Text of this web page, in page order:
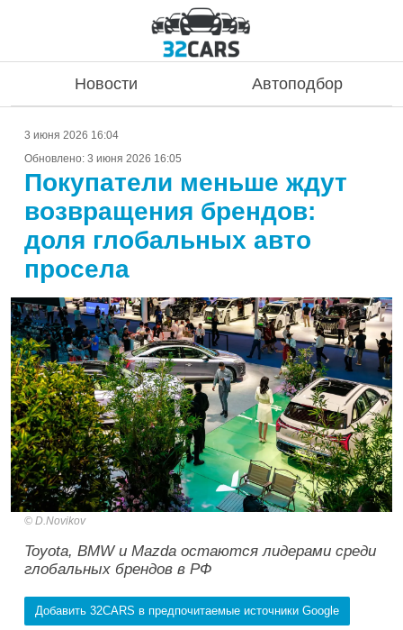
Новости Автоподбор
3 июня 2026 16:04
Обновлено: 3 июня 2026 16:05
Покупатели меньше ждут
возвращения брендов:
доля глобальных авто
просела
D.Novikov
Toyota, BMW и Mazda остаются лидерами среди
глобальных брендов в РФ
Добавить 32CARS в предпочитаемые источники Google